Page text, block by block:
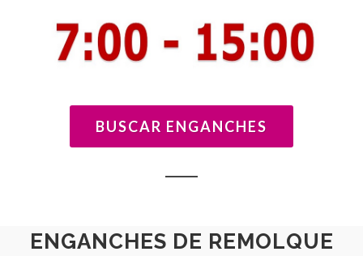
BUSCAR ENGANCHES
ENGANCHES DE REMOLQUE